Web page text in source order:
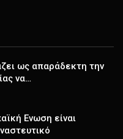
ως απαράδεκτη την
να…
Ενωση είναι